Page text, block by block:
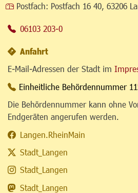
Postfach: Postfach 16 40, 63206
06103 203-0
Anfahrt
E-Mail-Adressen der Stadt im
Einheitliche Behördennummer
Die Behördennummer kann ohne
Endgeräten angerufen werden.
Langen.RheinMain
Stadt_Langen
Stadt_Langen
Stadt_Langen